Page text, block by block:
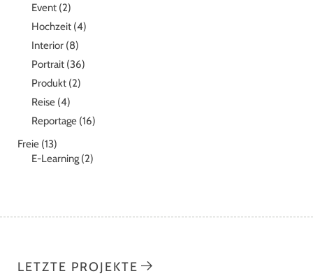
Event (2)
Hochzeit (4)
Interior (8)
Portrait (36)
Produkt (2)
Reise (4)
Reportage (16)
Freie (13)
E-Learning (2)
LETZTE PROJEKTE